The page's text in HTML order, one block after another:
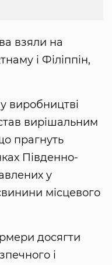
взяли на
і Філіппін,
виробництві
вирішальним
прагнуть
Південно-
у
місцевого
досягти
і